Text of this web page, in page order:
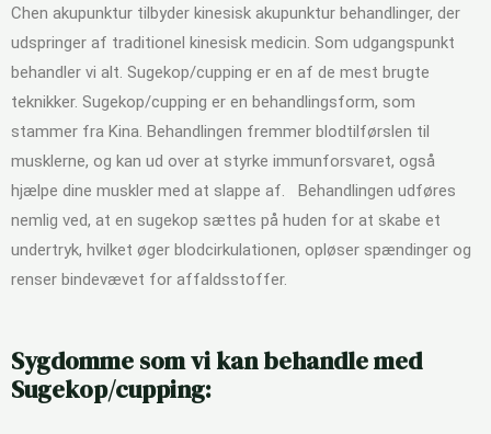
Chen akupunktur tilbyder kinesisk akupunktur behandlinger, der
udspringer af traditionel kinesisk medicin. Som udgangspunkt
behandler vi alt. Sugekop/cupping er en af de mest brugte
teknikker. Sugekop/cupping er en behandlingsform, som
stammer fra Kina. Behandlingen fremmer blodtilførslen til
musklerne, og kan ud over at styrke immunforsvaret, også
hjælpe dine muskler med at slappe af. Behandlingen udføres
nemlig ved, at en sugekop sættes på huden for at skabe et
undertryk, hvilket øger blodcirkulationen, opløser spændinger og
renser bindevævet for affaldsstoffer.
Sygdomme som vi kan behandle med
Sugekop/cupping: